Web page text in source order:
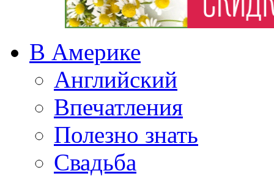
В Америке
Английский
Впечатления
Полезно знать
Свадьба